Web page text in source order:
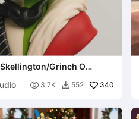
Grinch O
de Jack
 3.7K  552 340